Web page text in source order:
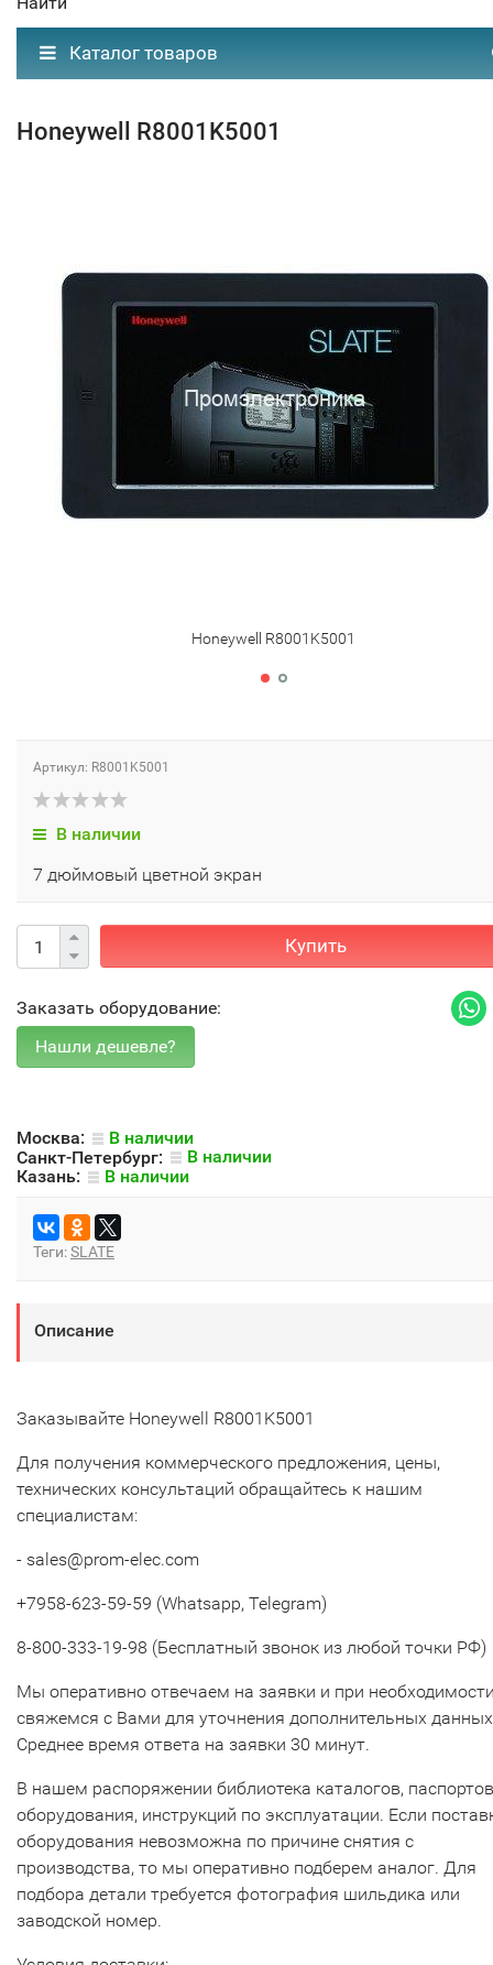
Каталог товаров
Honeywell R8001K5001
Honeywell R8001K5001
Артикул: R8001K5001
В наличии
7 дюймовый цветной экран
Купить
Заказать оборудование:
Москва:
В наличии
Санкт-Петербург:
В наличии
Казань:
В наличии
Теги:SLATE
Описание
Заказывайте Honeywell R8001K5001
Для получения коммерческого предложения, цены,
технических консультаций обращайтесь к нашим
специалистам:
- sales@prom-elec.com
+7958-623-59-59 (Whatsapp, Telegram)
8-800-333-19-98 (Бесплатный звонок из любой точки РФ)
Мы оперативно отвечаем на заявки и при
свяжемся с Вами для уточнения дополнительных
Среднее время ответа на заявки 30 минут.
В нашем распоряжении библиотека каталогов, паспортов
оборудования, инструкций по эксплуатации. Если
оборудования невозможна по причине снятия с
производства, то мы оперативно подберем аналог. Для
подбора детали требуется фотография шильдика или
заводской номер.